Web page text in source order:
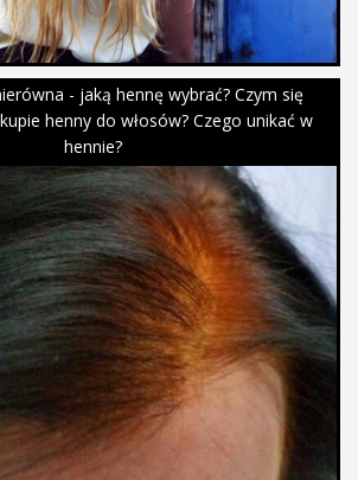
- jaką hennę wybrać? Czym się
henny do włosów? Czego unikać w
hennie?